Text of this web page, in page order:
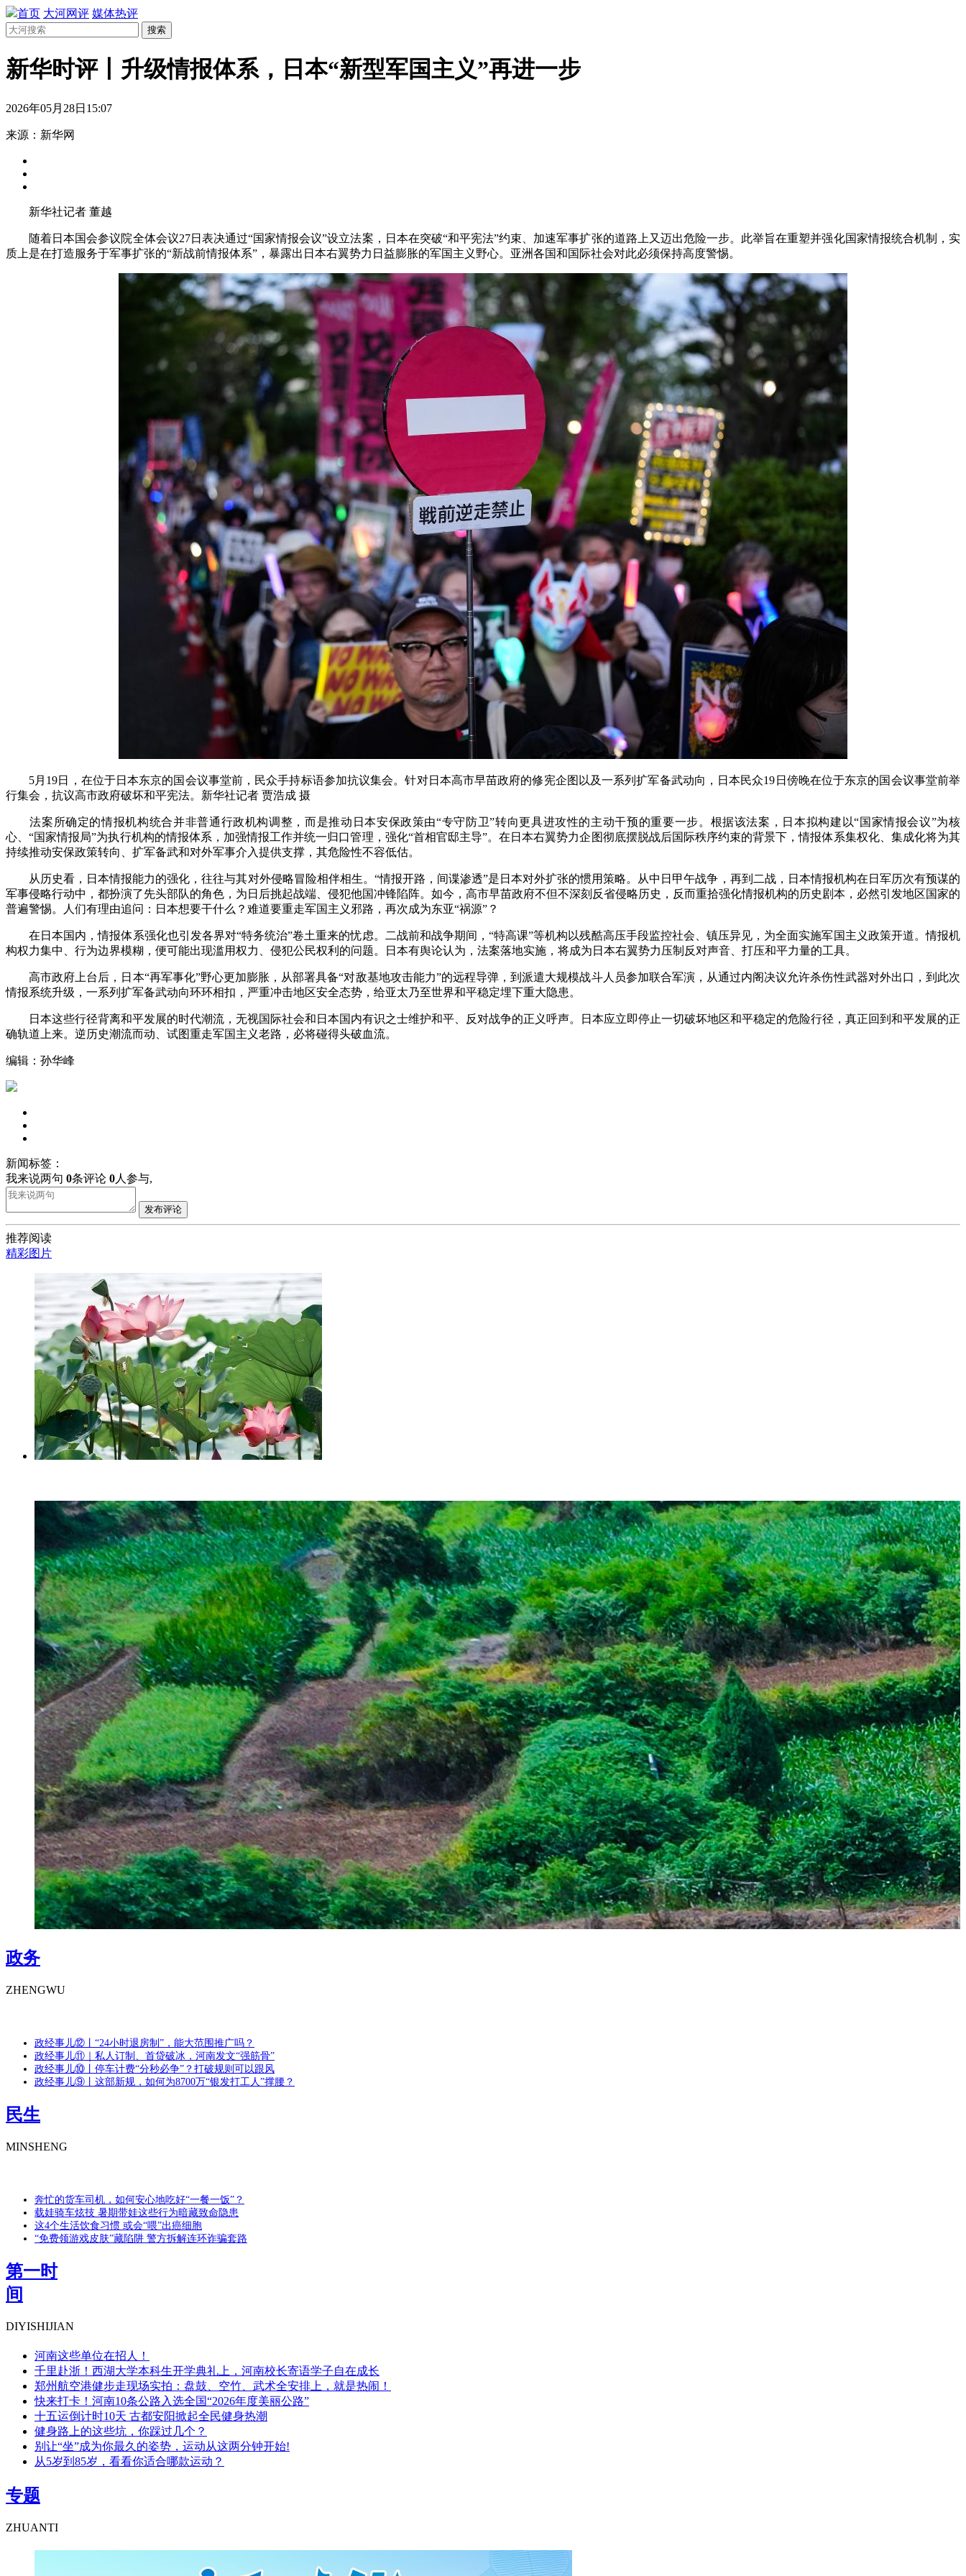
首页 大河网评 媒体热评
搜索
新华时评丨升级情报体系，日本“新型军国主义”再进一步
2026年05月28日15:07
来源：新华网
新华社记者 董越
随着日本国会参议院全体会议27日表决通过“国家情报会议”设立法案，日本在突破“和平宪法”约束、加速军事扩张的道路上又迈出危险一步。此举旨在重塑并强化国家情报统合机制，实
质上是在打造服务于军事扩张的“新战前情报体系”，暴露出日本右翼势力日益膨胀的军国主义野心。亚洲各国和国际社会对此必须保持高度警惕。
5月19日，在位于日本东京的国会议事堂前，民众手持标语参加抗议集会。针对日本高市早苗政府的修宪企图以及一系列扩军备武动向，日本民众19日傍晚在位于东京的国会议事堂前举
行集会，抗议高市政府破坏和平宪法。新华社记者 贾浩成 摄
法案所确定的情报机构统合并非普通行政机构调整，而是推动日本安保政策由“专守防卫”转向更具进攻性的主动干预的重要一步。根据该法案，日本拟构建以“国家情报会议”为核
心、“国家情报局”为执行机构的情报体系，加强情报工作并统一归口管理，强化“首相官邸主导”。在日本右翼势力企图彻底摆脱战后国际秩序约束的背景下，情报体系集权化、集成化将为其
持续推动安保政策转向、扩军备武和对外军事介入提供支撑，其危险性不容低估。
从历史看，日本情报能力的强化，往往与其对外侵略冒险相伴相生。“情报开路，间谍渗透”是日本对外扩张的惯用策略。从中日甲午战争，再到二战，日本情报机构在日军历次有预谋的
军事侵略行动中，都扮演了先头部队的角色，为日后挑起战端、侵犯他国冲锋陷阵。如今，高市早苗政府不但不深刻反省侵略历史，反而重拾强化情报机构的历史剧本，必然引发地区国家的
普遍警惕。人们有理由追问：日本想要干什么？难道要重走军国主义邪路，再次成为东亚“祸源”？
在日本国内，情报体系强化也引发各界对“特务统治”卷土重来的忧虑。二战前和战争期间，“特高课”等机构以残酷高压手段监控社会、镇压异见，为全面实施军国主义政策开道。情报机
构权力集中、行为边界模糊，便可能出现滥用权力、侵犯公民权利的问题。日本有舆论认为，法案落地实施，将成为日本右翼势力压制反对声音、打压和平力量的工具。
高市政府上台后，日本“再军事化”野心更加膨胀，从部署具备“对敌基地攻击能力”的远程导弹，到派遣大规模战斗人员参加联合军演，从通过内阁决议允许杀伤性武器对外出口，到此次
情报系统升级，一系列扩军备武动向环环相扣，严重冲击地区安全态势，给亚太乃至世界和平稳定埋下重大隐患。
日本这些行径背离和平发展的时代潮流，无视国际社会和日本国内有识之士维护和平、反对战争的正义呼声。日本应立即停止一切破坏地区和平稳定的危险行径，真正回到和平发展的正
确轨道上来。逆历史潮流而动、试图重走军国主义老路，必将碰得头破血流。
编辑：孙华峰
新闻标签：
我来说两句 0条评论 0人参与,
发布评论
推荐阅读